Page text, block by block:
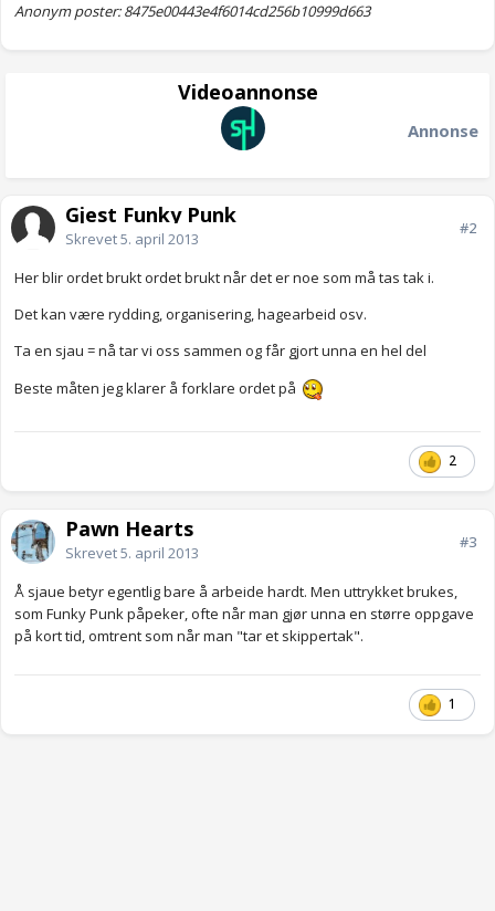
Anonym poster: 8475e00443e4f6014cd256b10999d663
Videoannonse
Annonse
Gjest Funky Punk
Skrevet5. april 2013
#2
Her blir ordet brukt ordet brukt når det er noe som må tas tak i.
Det kan være rydding, organisering, hagearbeid osv.
Ta en sjau = nå tar vi oss sammen og får gjort unna en hel del
Beste måten jeg klarer å forklare ordet på
2
Pawn Hearts
Skrevet5. april 2013
#3
Å sjaue betyr egentlig bare å arbeide hardt. Men uttrykket brukes,
som Funky Punk påpeker, ofte når man gjør unna en større oppgave
på kort tid, omtrent som når man "tar et skippertak".
1